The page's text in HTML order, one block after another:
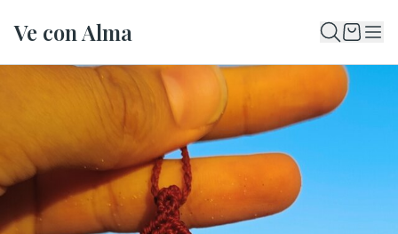
Ve con Alma